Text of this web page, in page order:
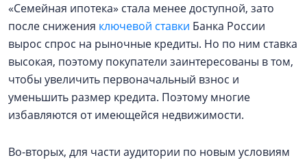
«Семейная ипотека» стала менее доступной, зато
после снижения ключевой ставки Банка России
вырос спрос на рыночные кредиты. Но по ним ставка
высокая, поэтому покупатели заинтересованы в том,
чтобы увеличить первоначальный взнос и
уменьшить размер кредита. Поэтому многие
избавляются от имеющейся недвижимости.
Во-вторых, для части аудитории по новым условиям